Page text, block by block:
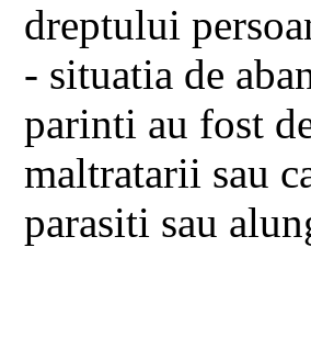
dreptului
- situatia de
parinti au fost
maltratarii sau
parasiti sau